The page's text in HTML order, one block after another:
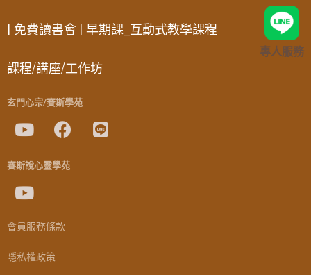
| 免費讀書會 | 早期課_互動式教學課程
課程/講座/工作坊
玄門心宗/賽斯學苑
賽斯說心靈學苑
會員服務條款
隱私權政策
專人服務